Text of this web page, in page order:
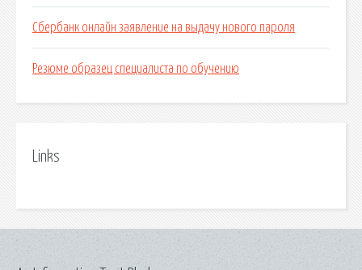
Сбербанк онлайн заявление на выдачу нового пароля
Резюме образец специалиста по обучению
Links